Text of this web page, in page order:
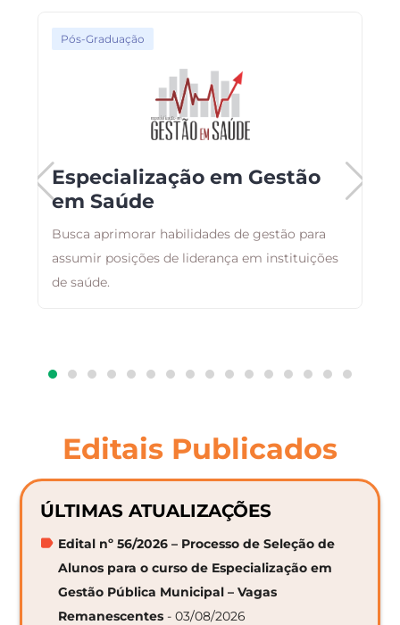
Pós-Graduação
Especialização em Gestão
em Saúde
Busca aprimorar habilidades de gestão para
assumir posições de liderança em instituições
de saúde.
Editais Publicados
ÚLTIMAS ATUALIZAÇÕES
Edital nº 56/2026 – Processo de Seleção de
Alunos para o curso de Especialização em
Gestão Pública Municipal – Vagas
Remanescentes - 03/08/2026